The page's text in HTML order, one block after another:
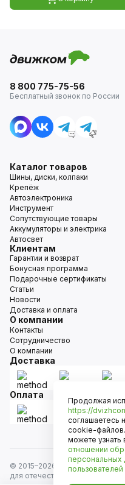
8 800 775-75-56
Бесплатный звонок по России
Каталог товаров
Шины, диски, колпаки
Крепёж
Автоэлектроника
Инструмент
Сопутствующие товары
Аккумуляторы и электрика
Автосвет
Клиентам
Гарантии и возврат
Бонусная программа
Подарочные сертификаты
Статьи
Новости
Доставка и оплата
О компании
Контакты
Сотрудничество
О компании
Доставка
Оплата
© 2015–2026
Движком — сеть
для отечественных
Продолжая
https://
соглашаетесь
cookie-
можете узнать
отношении
персональных
пользователей